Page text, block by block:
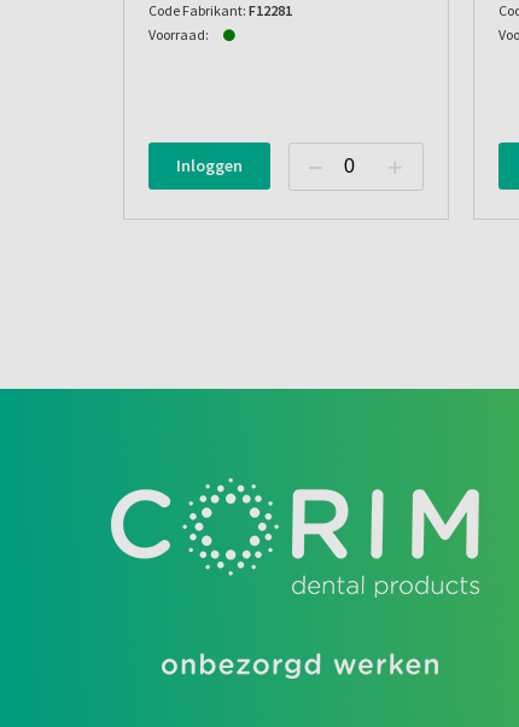
Code Fabrikant: F12281
Voorraad:
Inloggen